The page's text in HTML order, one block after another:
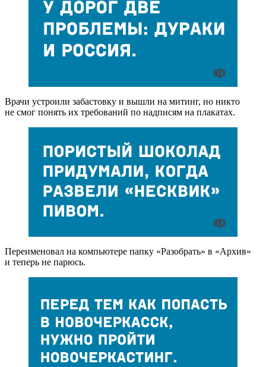
Врачи устроили забастовку и вышли на митинг, но никто
не смог понять их требований по надписям на плакатах.
Переименовал на компьютере папку «Разобрать» в «Архив»
и теперь не парюсь.